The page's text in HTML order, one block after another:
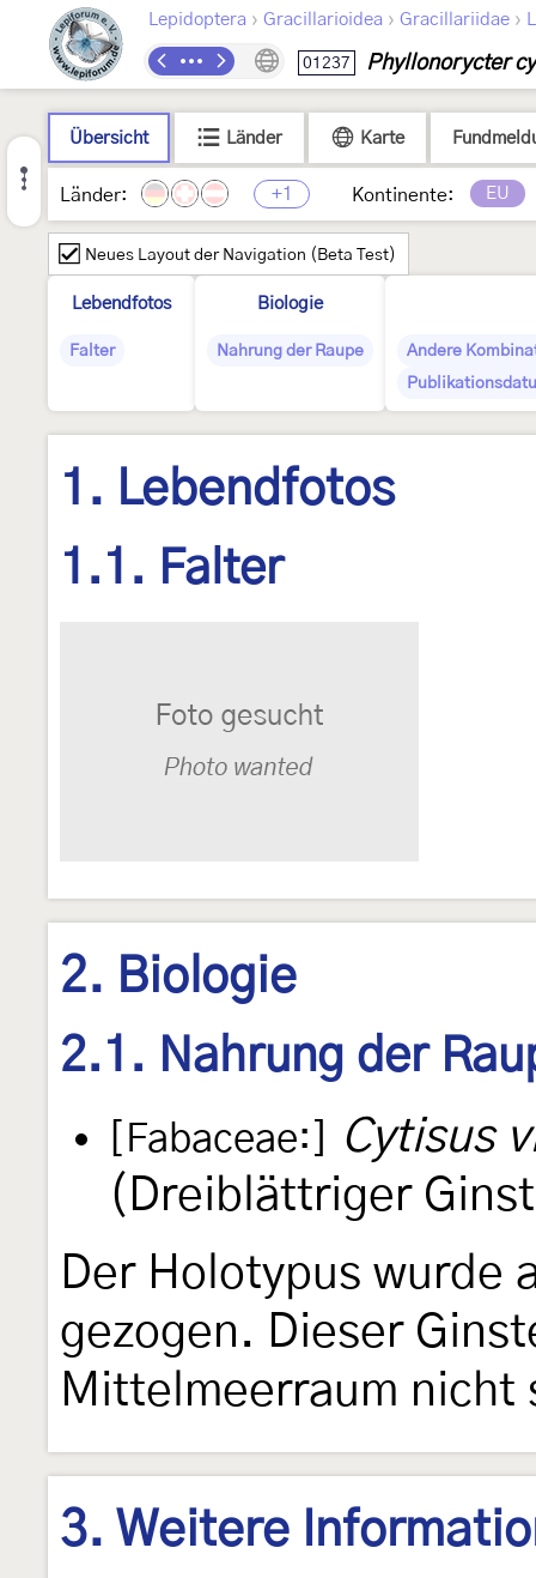
Lepidoptera › Gracillarioidea › Gracillariidae ›
01237 Phyllonorycter
Übersicht Länder Karte
Länder: +1 Kontinente: EU
Neues Layout der Navigation (Beta Test)
Lebendfotos
Falter
Biologie
Nahrung der Raupe
Andere
1. Lebendfotos
1.1. Falter
2. Biologie
2.1. Nahrung der
[Fabaceae:]
Cytisus
(Dreiblättriger
Der Holotypus wurde
gezogen. Dieser
Mittelmeerraum nicht
3. Weitere